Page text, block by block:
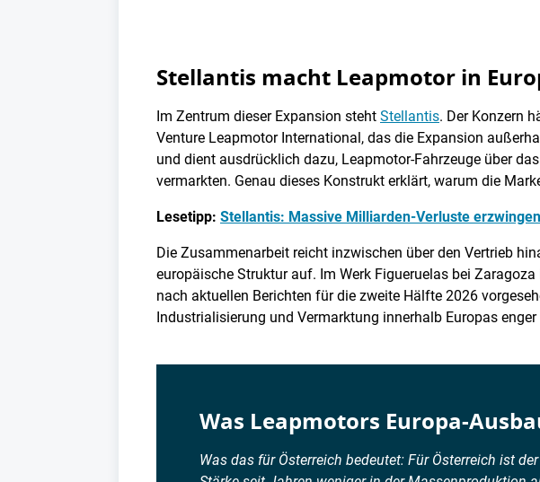
Stellantis macht Leapmotor in
Im Zentrum dieser Expansion steht Stellantis. Der Konzern
Venture Leapmotor International, das die Expansion
und dient ausdrücklich dazu, Leapmotor-Fahrzeuge über
vermarkten. Genau dieses Konstrukt erklärt, warum die
Lesetipp: Stellantis: Massive Milliarden-Verluste
Die Zusammenarbeit reicht inzwischen über den Vertrieb
europäische Struktur auf. Im Werk Figueruelas bei
nach aktuellen Berichten für die zweite Hälfte 2026
Industrialisierung und Vermarktung innerhalb Europas
Was Leapmotors Europa-
Was das für Österreich bedeutet: Für Österreich ist